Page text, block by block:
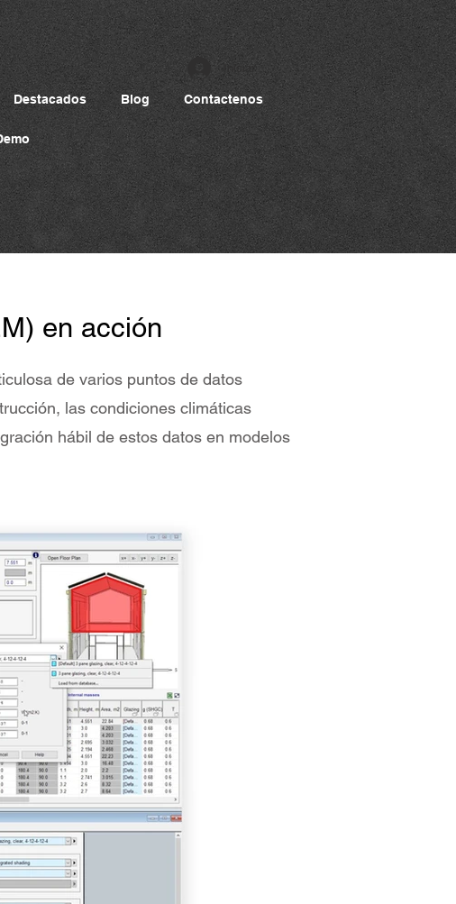
Destacados Blog Contactenos
Iniciar sesión
en acción
de varios puntos de datos
las condiciones climáticas
hábil de estos datos en modelos